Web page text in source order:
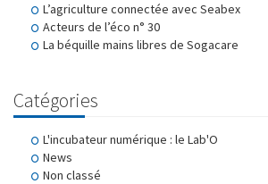
L’agriculture connectée avec Seabex
Acteurs de l’éco n° 30
La béquille mains libres de Sogacare
Catégories
L'incubateur numérique : le Lab'O
News
Non classé